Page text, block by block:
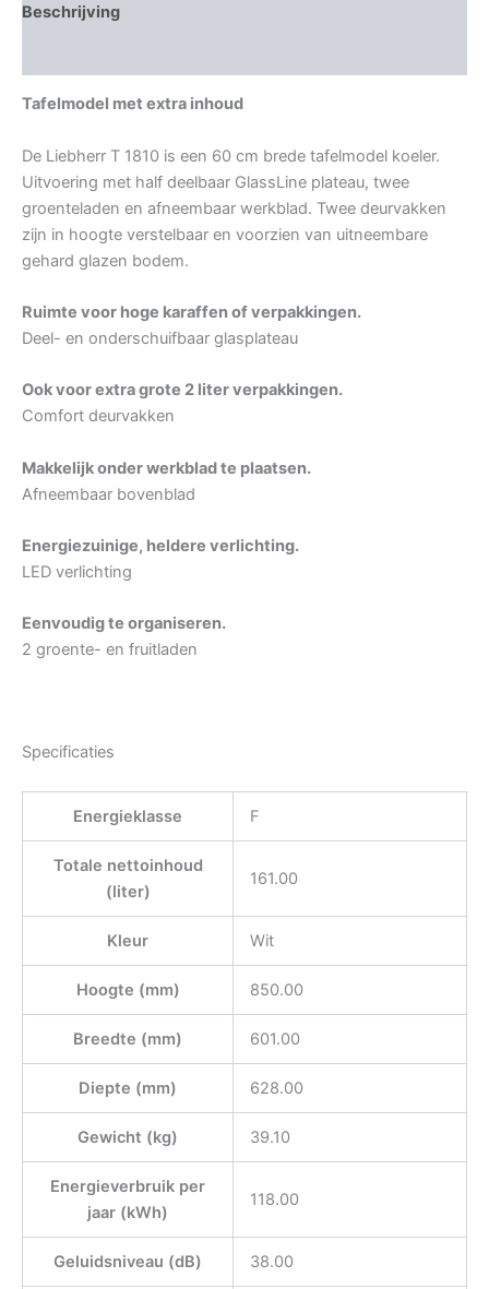
Beschrijving
Tafelmodel met extra inhoud
De Liebherr T 1810 is een 60 cm brede tafelmodel koeler.
Uitvoering met half deelbaar GlassLine plateau, twee
groenteladen en afneembaar werkblad. Twee deurvakken
zijn in hoogte verstelbaar en voorzien van uitneembare
gehard glazen bodem.
Ruimte voor hoge karaffen of verpakkingen.
Deel- en onderschuifbaar glasplateau
Ook voor extra grote 2 liter verpakkingen.
Comfort deurvakken
Makkelijk onder werkblad te plaatsen.
Afneembaar bovenblad
Energiezuinige, heldere verlichting.
LED verlichting
Eenvoudig te organiseren.
2 groente- en fruitladen
Specificaties
Energieklasse F
Totale nettoinhoud
(liter)
161.00
Kleur Wit
Hoogte (mm) 850.00
Breedte (mm) 601.00
Diepte (mm) 628.00
Gewicht (kg) 39.10
Energieverbruik per
jaar (kWh)
118.00
Geluidsniveau (dB) 38.00